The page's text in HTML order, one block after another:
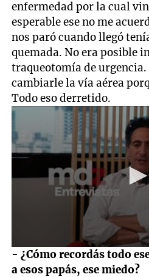
enfermedad por la cual
esperable ese no me
nos paró cuando llegó
quemada. No era posible
traqueotomía de
cambiarle la vía aérea
Todo eso derretido.
seconds
of
- ¿Cómo recordás todo
a esos papás, ese miedo?